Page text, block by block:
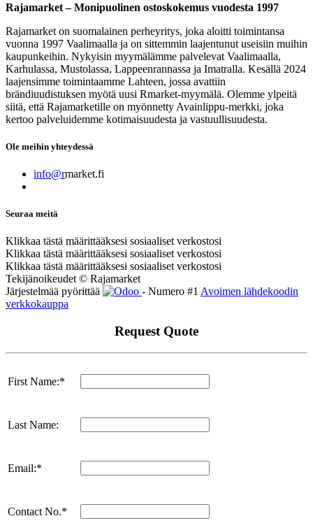
Rajamarket – Monipuolinen ostoskokemus vuodesta 1997
Rajamarket on suomalainen perheyritys, joka aloitti toimintansa
vuonna 1997 Vaalimaalla ja on sittemmin laajentunut useisiin muihin
kaupunkeihin. Nykyisin myymälämme palvelevat Vaalimaalla,
Karhulassa, Mustolassa, Lappeenrannassa ja Imatralla. Kesällä 2024
laajensimme toimintaamme Lahteen, jossa avattiin
brändiuudistuksen myötä uusi Rmarket-myymälä. Olemme ylpeitä
siitä, että Rajamarketille on myönnetty Avainlippu-merkki, joka
kertoo palveluidemme kotimaisuudesta ja vastuullisuudesta.
Ole meihin yhteydessä
info@rmarket.fi
Seuraa meitä
Klikkaa tästä määrittääksesi sosiaaliset verkostosi
Klikkaa tästä määrittääksesi sosiaaliset verkostosi
Klikkaa tästä määrittääksesi sosiaaliset verkostosi
Tekijänoikeudet © Rajamarket
Järjestelmää pyörittää
- Numero #1 Avoimen lähdekoodin
verkkokauppa
Request Quote
First Name:*
Last Name:
Email:*
Contact No.*